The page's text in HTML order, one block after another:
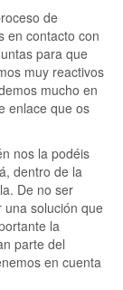
de
en contacto con
para que
muy reactivos
mucho en
enlace que os
nos la podéis
dentro de la
De no ser
una solución que
la
parte del
en cuenta